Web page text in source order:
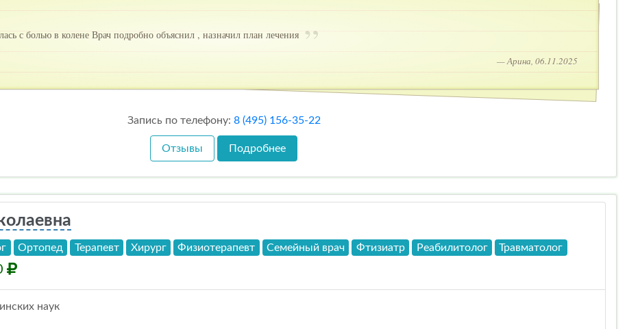
с болью в колене Врач подробно объяснил , назначил план лечения
— Арина, 06.11.2025
Запись по телефону: 8 (495) 156-35-22
Отзывы Подробнее
Ортопед Терапевт Хирург Физиотерапевт Семейный врач Фтизиатр Реабилитолог Травматолог
наук